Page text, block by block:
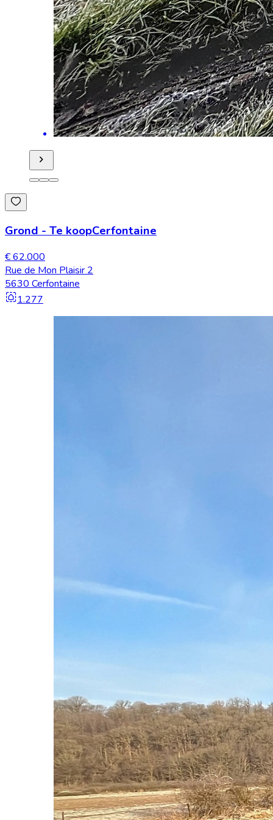
Grond - Te koopCerfontaine
€ 62.000
Rue de Mon Plaisir 2
5630 Cerfontaine
1.277